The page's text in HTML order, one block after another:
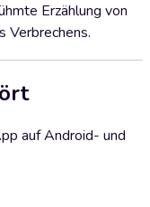
Erzählung von
Verbrechens.
auf Android- und